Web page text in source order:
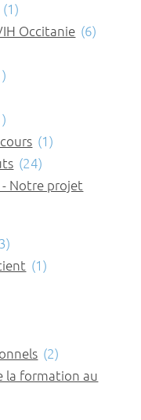
(1)
Occitanie (6)
(1)
(24)
Notre projet
(1)
(2)
la formation au